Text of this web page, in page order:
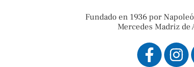
Fundado en 1936 por
Mercedes Madriz de